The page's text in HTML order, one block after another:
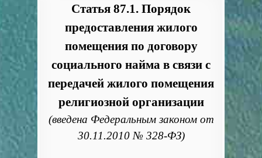
Статья 87.1. Порядок
предоставления жилого
помещения по договору
социального найма в связи с
передачей жилого помещения
религиозной организации
(введена Федеральным законом от
30.11.2010 № 328-ФЗ)